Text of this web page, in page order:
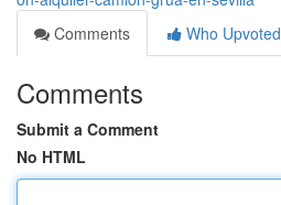
Comments
Who Upvoted
Comments
Submit a Comment
No HTML